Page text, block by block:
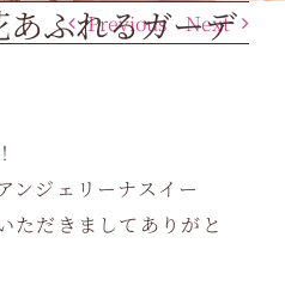
Previous Next
ふれるガーデ
ンジェリーナスイー
ただきましてありがと